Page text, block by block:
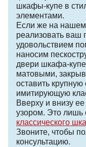
шкафы-купе в
элементами.
Если же на
реализовать ваш
удовольствием
наносим
двери шкафа-
матовыми,
оставить
имитирующую
Вверху и внизу
узором. Это лишь
классического
Звоните, чтобы
консультацию.